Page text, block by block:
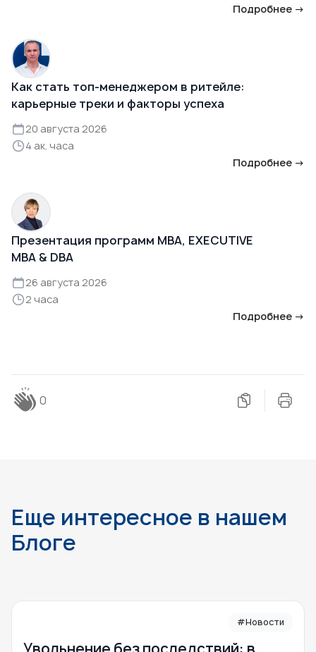
Подробнее →
Как стать топ-менеджером в ритейле:
карьерные треки и факторы успеха
20 августа 2026
4 ак. часа
Подробнее →
Презентация программ MBA, EXECUTIVE
MBA & DBA
26 августа 2026
2 часа
Подробнее →
0
Еще интересное в нашем
Блоге
#Новости